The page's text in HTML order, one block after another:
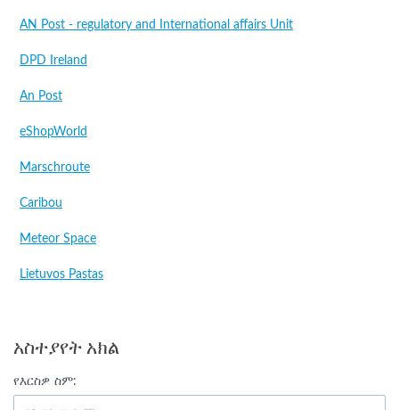
AN Post - regulatory and International affairs Unit
DPD Ireland
An Post
eShopWorld
Marschroute
Caribou
Meteor Space
Lietuvos Pastas
አስተያየት አክል
የእርስዎ ስም: